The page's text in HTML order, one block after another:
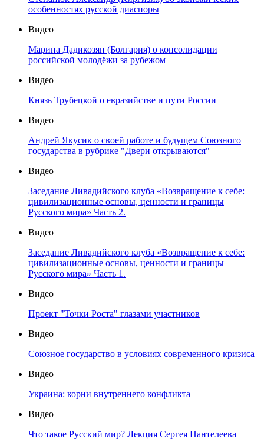
особенностях русской диаспоры
Видео
Марина Дадикозян (Болгария) о консолидации
российской молодёжи за рубежом
Видео
Князь Трубецкой о евразийстве и пути России
Видео
Андрей Якусик о своей работе и будущем Союзного
государства в рубрике "Двери открываются"
Видео
Заседание Ливадийского клуба «Возвращение к себе:
цивилизационные основы, ценности и границы
Русского мира» Часть 2.
Видео
Заседание Ливадийского клуба «Возвращение к себе:
цивилизационные основы, ценности и границы
Русского мира» Часть 1.
Видео
Проект "Точки Роста" глазами участников
Видео
Союзное государство в условиях современного кризиса
Видео
Украина: корни внутреннего конфликта
Видео
Что такое Русский мир? Лекция Сергея Пантелеева